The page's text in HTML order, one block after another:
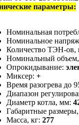
параметры:
Номинальная
Номинальное
Количество ТЭН-ов,
Номинальный
Опрокидывание:
Миксер: +
Время разогрева до
Диапазон
Диаметр котла, мм:
Габаритные
Масса, кг: 277